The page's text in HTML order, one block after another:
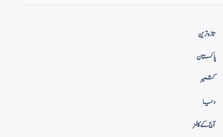
تازہ ترین
پاکستان
کشمیر
دنیا
آج کے کالمز